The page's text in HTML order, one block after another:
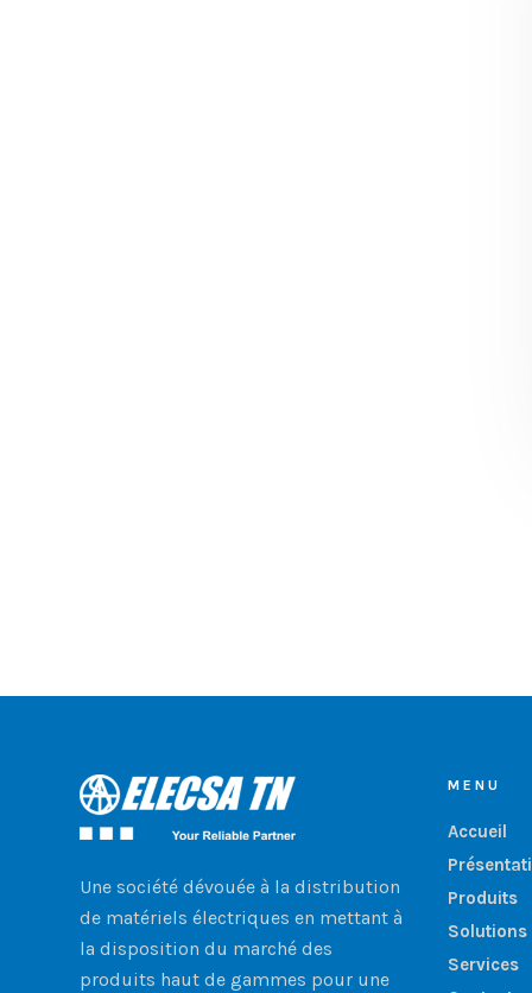
Une société dévouée à la distribution
de matériels électriques en mettant à
la disposition du marché des
produits haut de gammes pour une
MENU
Accueil
Produits
Solutions
Services